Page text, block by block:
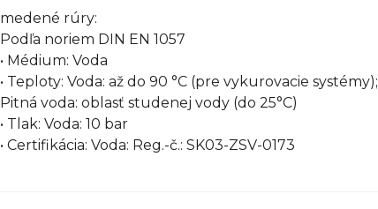
medené rúry:
Podľa noriem DIN EN 1057
• Médium: Voda
• Teploty: Voda: až do 90 °C (pre vykurovacie systémy);
Pitná voda: oblasť studenej vody (do 25°C)
• Tlak: Voda: 10 bar
• Certifikácia: Voda: Reg.-č.: SK03-ZSV-0173